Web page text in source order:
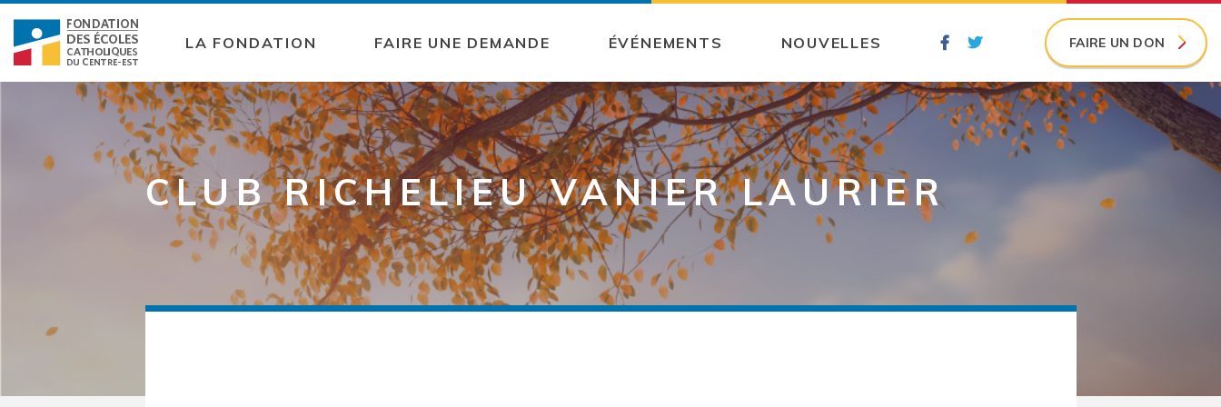
LA FONDATION FAIRE UNE DEMANDE ÉVÉNEMENTS NOUVELLES FAIRE UN DON
CLUB RICHELIEU VANIER LAURIER